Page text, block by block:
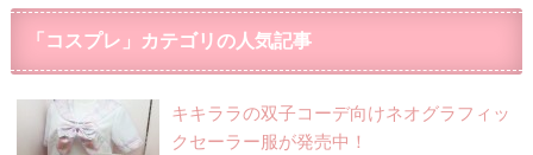
「コスプレ」カテゴリの人気記事
キキララの双子コーデ向けネオグラフィッ
クセーラー服が発売中！